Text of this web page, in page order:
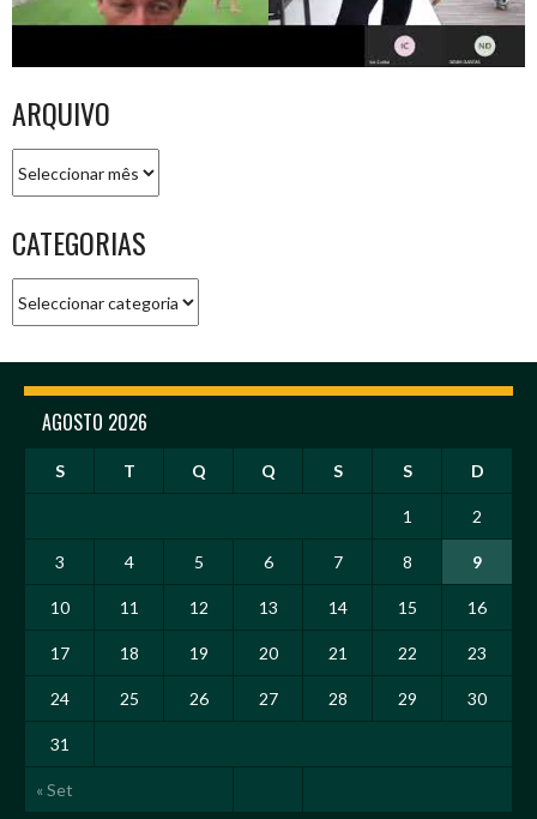
ARQUIVO
CATEGORIAS
AGOSTO 2026
S T Q Q S S D
« Set
1 2
3 4 5 6 7 8 9
10 11 12 13 14 15 16
17 18 19 20 21 22 23
24 25 26 27 28 29 30
31